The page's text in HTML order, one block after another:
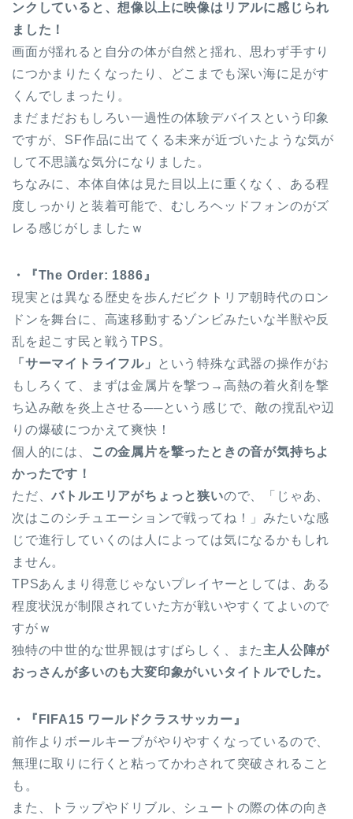
ンクしていると、想像以上に映像はリアルに感じられ
ました！
画面が揺れると自分の体が自然と揺れ、思わず手すり
につかまりたくなったり、どこまでも深い海に足がす
くんでしまったり。
まだまだおもしろい一過性の体験デバイスという印象
ですが、SF作品に出てくる未来が近づいたような気が
して不思議な気分になりました。
ちなみに、本体自体は見た目以上に重くなく、ある程
度しっかりと装着可能で、むしろヘッドフォンのがズ
レる感じがしましたｗ
・『The Order: 1886』
現実とは異なる歴史を歩んだビクトリア朝時代のロン
ドンを舞台に、高速移動するゾンビみたいな半獣や反
乱を起こす民と戦うTPS。
「サーマイトライフル」
という特殊な武器の操作がお
もしろくて、まずは金属片を撃つ→高熱の着火剤を撃
ち込み敵を炎上させる──という感じで、敵の撹乱や辺
りの爆破につかえて爽快！
個人的には、
この金属片を撃ったときの音が気持ちよ
かったです！
ただ、バトルエリアがちょっと狭いので、「じゃあ、
次はこのシチュエーションで戦ってね！」みたいな感
じで進行していくのは人によっては気になるかもしれ
ません。
TPSあんまり得意じゃないプレイヤーとしては、ある
程度状況が制限されていた方が戦いやすくてよいので
すがｗ
独特の中世的な世界観はすばらしく、また 主人公陣が
おっさんが多いのも大変印象がいいタイトルでした。
・『FIFA15 ワールドクラスサッカー』
前作よりボールキープがやりやすくなっているので、
無理に取りに行くと粘ってかわされて突破されること
も。
また、トラップやドリブル、シュートの際の体の向き